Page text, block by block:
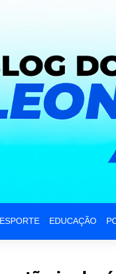
ESPORTE EDUCAÇÃO